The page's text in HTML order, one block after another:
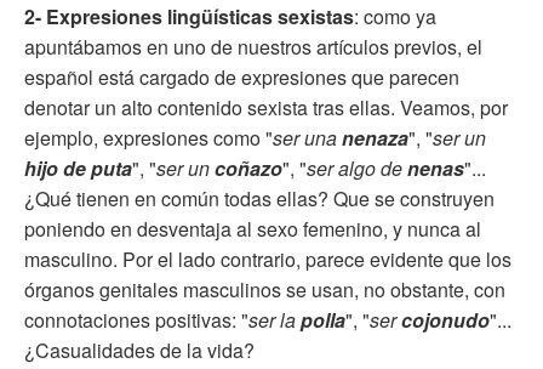
2- Expresiones lingüísticas sexistas: como ya
apuntábamos en uno de nuestros artículos previos, el
español está cargado de expresiones que parecen
denotar un alto contenido sexista tras ellas. Veamos, por
ejemplo, expresiones como "ser unanenaza", "ser un
hijo de puta", "ser uncoñazo", "ser algo denenas"...
¿Qué tienen en común todas ellas? Que se construyen
poniendo en desventaja al sexo femenino, y nunca al
masculino. Por el lado contrario, parece evidente que los
órganos genitales masculinos se usan, no obstante, con
connotaciones positivas: "ser lapolla", "sercojonudo"...
¿Casualidades de la vida?